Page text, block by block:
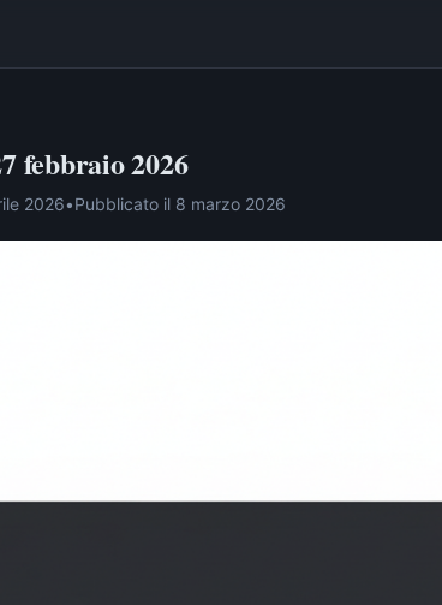
febbraio 2026
2026•Pubblicato il 8 marzo 2026